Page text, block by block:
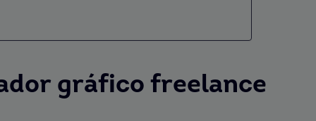
gráfico freelance